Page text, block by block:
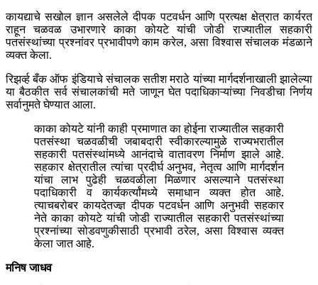
कायद्याचे सखोल ज्ञान असलेले दीपक पटवर्धन आणि प्रत्यक्ष क्षेत्रात कार्यरत
राहून चळवळ उभारणारे काका कोयटे यांची जोडी राज्यातील सहकारी
पतसंस्थांच्या प्रश्नांवर प्रभावीपणे काम करेल, असा विश्वास संचालक मंडळाने
व्यक्त केला.
रिझर्व्ह बँक ऑफ इंडियाचे संचालक सतीश मराठे यांच्या मार्गदर्शनाखाली झालेल्या
या बैठकीत सर्व संचालकांची मते जाणून घेत पदाधिकाऱ्यांच्या निवडीचा निर्णय
सर्वानुमते घेण्यात आला.
काका कोयटे यांनी काही प्रमाणात का होईना राज्यातील सहकारी
पतसंस्था चळवळीची जबाबदारी स्वीकारल्यामुळे राज्यभरातील
सहकारी पतसंस्थांमध्ये आनंदाचे वातावरण निर्माण झाले आहे.
सहकार क्षेत्रातील त्यांचा प्रदीर्घ अनुभव, नेतृत्व आणि मार्गदर्शन
यांचा लाभ पुढेही चळवळीला मिळणार असल्याने पतसंस्था
पदाधिकारी व कार्यकर्त्यांमध्ये समाधान व्यक्त होत आहे.
त्याचबरोबर कायदेतज्ज्ञ दीपक पटवर्धन आणि अनुभवी सहकार
नेते काका कोयटे यांची जोडी राज्यातील सहकारी पतसंस्थांच्या
प्रश्नांच्या सोडवणुकीसाठी प्रभावी ठरेल, असा विश्वास व्यक्त
केला जात आहे.
मनिष जाधव